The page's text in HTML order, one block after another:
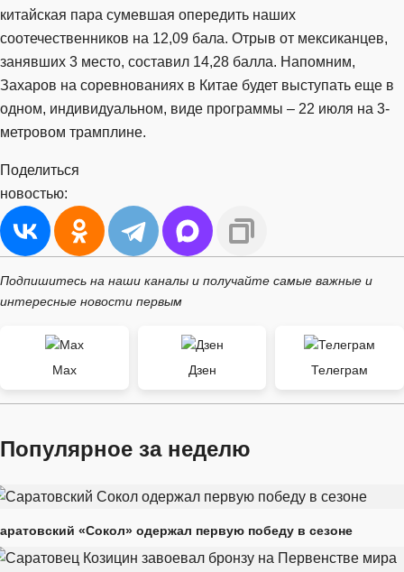
китайская пара сумевшая опередить наших
соотечественников на 12,09 бала. Отрыв от мексиканцев,
занявших 3 место, составил 14,28 балла. Напомним,
Захаров на соревнованиях в Китае будет выступать еще в
одном, индивидуальном, виде программы – 22 июля на 3-
метровом трамплине.
Поделиться
новостью:
Подпишитесь на наши каналы и получайте самые важные и
интересные новости первым
Max Дзен Телеграм
Популярное за неделю
«Сокол» одержал первую победу в сезоне